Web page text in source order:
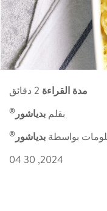
مدة القراءة
بقلم بدياشور ®
بواسطة بدياشور ®
2024, 30 04